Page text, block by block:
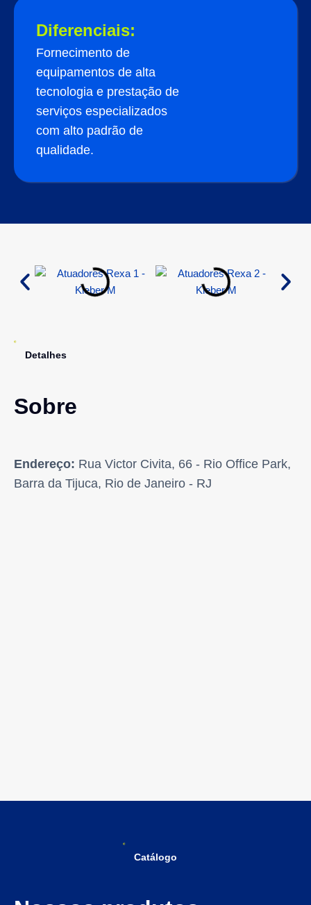
Diferenciais:
Fornecimento de
equipamentos de alta
tecnologia e prestação de
serviços especializados
com alto padrão de
qualidade.
Detalhes
Sobre
Endereço: Rua Victor Civita, 66 - Rio Office Park,
Barra da Tijuca, Rio de Janeiro - RJ
Catálogo